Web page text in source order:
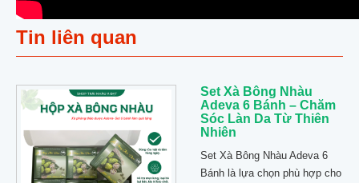
Tin liên quan
Set Xà Bông Nhàu
Adeva 6 Bánh – Chăm
Sóc Làn Da Từ Thiên
Nhiên
Set Xà Bông Nhàu Adeva 6
Bánh là lựa chọn phù hợp cho